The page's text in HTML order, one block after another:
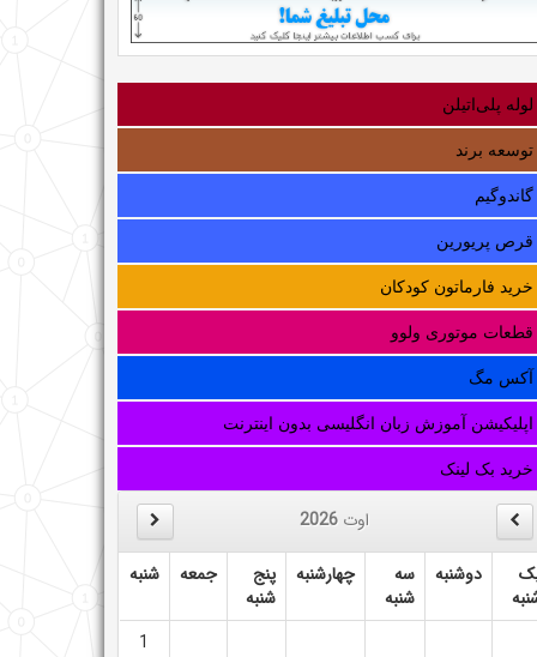
لوله‌ پلی‌اتیلن
توسعه برند
گاندوگیم
قرص پریورین
خرید فارماتون کودکان
قطعات موتوری ولوو
آکس مگ
اپلیکیشن آموزش زبان انگلیسی بدون اینترنت
خرید بک لینک
اوت 2026
دوشنبه
سه
شنبه
چهارشنبه
پنج
شنبه
جمعه شنبه
1